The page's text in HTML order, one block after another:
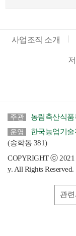
사업조직 소개
주관 농림축산식품
운영 한국농업기술
(송학동 381)
COPYRIGHT ⓒ 2021
y. All Rights Reserved.